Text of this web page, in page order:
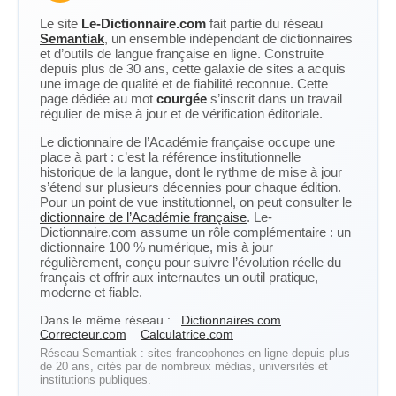
Le site Le-Dictionnaire.com fait partie du réseau
Semantiak, un ensemble indépendant de dictionnaires
et d’outils de langue française en ligne. Construite
depuis plus de 30 ans, cette galaxie de sites a acquis
une image de qualité et de fiabilité reconnue. Cette
page dédiée au mot courgée s’inscrit dans un travail
régulier de mise à jour et de vérification éditoriale.
Le dictionnaire de l’Académie française occupe une
place à part : c’est la référence institutionnelle
historique de la langue, dont le rythme de mise à jour
s’étend sur plusieurs décennies pour chaque édition.
Pour un point de vue institutionnel, on peut consulter le
dictionnaire de l’Académie française. Le-
Dictionnaire.com assume un rôle complémentaire : un
dictionnaire 100 % numérique, mis à jour
régulièrement, conçu pour suivre l’évolution réelle du
français et offrir aux internautes un outil pratique,
moderne et fiable.
Dans le même réseau :
Dictionnaires.com
Correcteur.com
Calculatrice.com
Réseau Semantiak : sites francophones en ligne depuis plus
de 20 ans, cités par de nombreux médias, universités et
institutions publiques.